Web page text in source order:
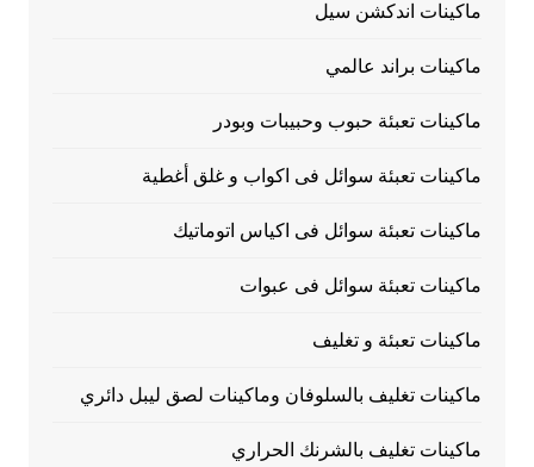
ماكينات اندكشن سيل
ماكينات براند عالمي
ماكينات تعبئة حبوب وحبيبات وبودر
ماكينات تعبئة سوائل فى اكواب و غلق أغطية
ماكينات تعبئة سوائل فى اكياس اتوماتيك
ماكينات تعبئة سوائل فى عبوات
ماكينات تعبئة و تغليف
ماكينات تغليف بالسلوفان وماكينات لصق ليبل دائري
ماكينات تغليف بالشرنك الحراري